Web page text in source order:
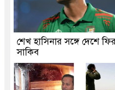
শেখ হাসিনার সঙ্গে দেশে
সাকিব